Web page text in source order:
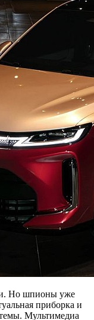
Но шпионы уже
приборка и
Мультимедиа